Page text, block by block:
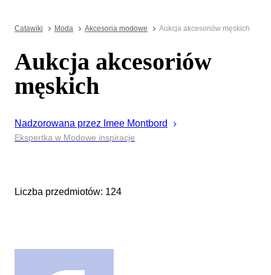
Catawiki Moda Akcesoria modowe Aukcja akcesoriów męskich
Aukcja akcesoriów
męskich
Nadzorowana przez Imee Montbord
Ekspertka w Modowe inspiracje
Liczba przedmiotów: 124